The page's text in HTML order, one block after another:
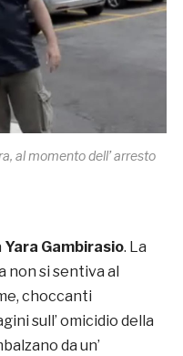
al momento dell’ arresto
Yara Gambirasio. La
non si sentiva al
choccanti
sull’ omicidio della
da un’